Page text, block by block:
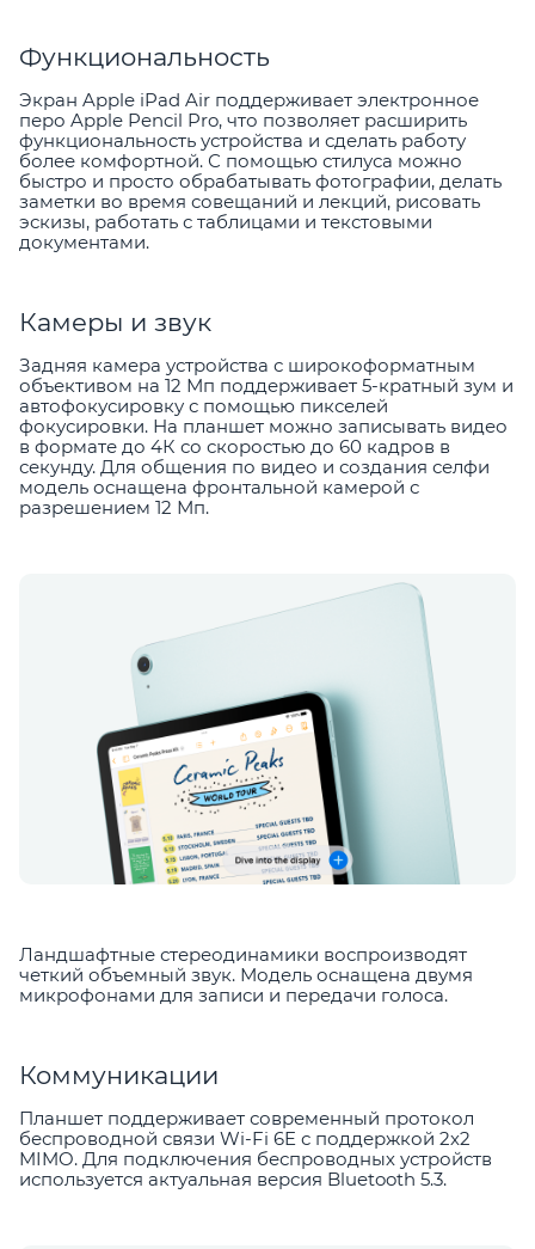
Функциональность
Экран Apple iPad Air поддерживает электронное
перо Apple Pencil Pro, что позволяет расширить
функциональность устройства и сделать работу
более комфортной. С помощью стилуса можно
быстро и просто обрабатывать фотографии, делать
заметки во время совещаний и лекций, рисовать
эскизы, работать с таблицами и текстовыми
документами.
Камеры и звук
Задняя камера устройства с широкоформатным
объективом на 12 Мп поддерживает 5-кратный зум и
автофокусировку с помощью пикселей
фокусировки. На планшет можно записывать видео
в формате до 4К со скоростью до 60 кадров в
секунду. Для общения по видео и создания селфи
модель оснащена фронтальной камерой с
разрешением 12 Мп.
Ландшафтные стереодинамики воспроизводят
четкий объемный звук. Модель оснащена двумя
микрофонами для записи и передачи голоса.
Коммуникации
Планшет поддерживает современный протокол
беспроводной связи Wi-Fi 6E с поддержкой 2х2
MIMO. Для подключения беспроводных устройств
используется актуальная версия Bluetooth 5.3.